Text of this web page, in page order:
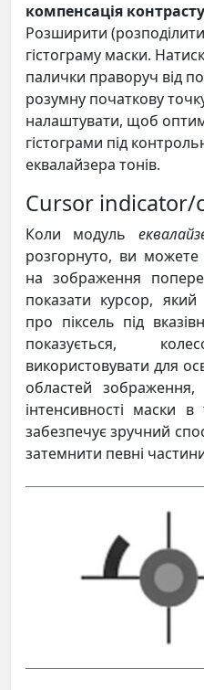
компенсація
Розширити
гістограму маски.
палички праворуч від
розумну початкову
налаштувати, щоб
гістограми під
еквалайзера тонів.
Cursor indicator/
Коли модуль
розгорнуто, ви можете
на зображення
показати курсор,
про піксель під
показується,
використовувати для
областей зображення,
інтенсивності маски
забезпечує зручний
затемнити певні